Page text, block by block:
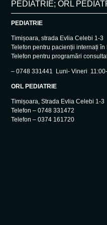
PEDIATRIE; ORL
PEDIATRIE
Timișoara, strada Evlia Celebi 1-3
Telefon pentru pacienții internați
Telefon pentru programări
– 0748 331441 Luni- Vineri
ORL PEDIATRIE
Timișoara, Strada Evlia Celebi 1-3
Telefon – 0748 331472
Telefon – 0374 161720